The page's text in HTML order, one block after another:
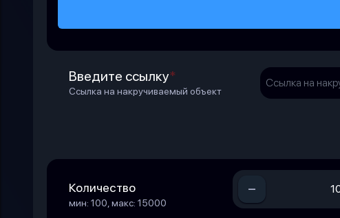
Введите ссылку*
Ссылка на накручиваемый объект
Количество
мин: 100, макс: 15000
-